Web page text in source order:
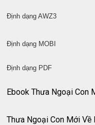
Định dạng
Định dạng
Định dạng
Ebook Thưa Ngoại Con
Thưa Ngoại Con Mới